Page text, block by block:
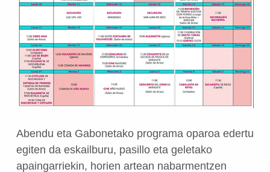
Abendu eta Gabonetako programa oparoaedertu
egiten da eskailburu, pasillo eta geletako
apaingarriekin, horien artean nabarmentzen